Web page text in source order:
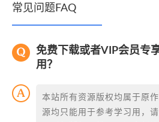
常见问题FAQ
免费下载或者VIP会员专
用？
本站所有资源版权均属于原
源均只能用于参考学习用，